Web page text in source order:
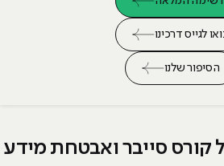
לגייס דרכינו
הסיפור שלנו
קורס סייבר ואבטחת מידע